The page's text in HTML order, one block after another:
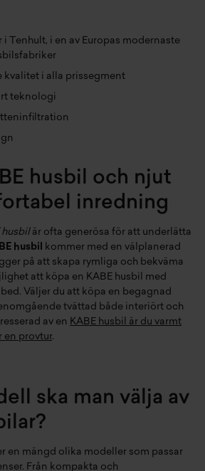
Tenhult, i en av Europas modernaste
kvalitet i alla prissegment⁠
teknologi⁠
husbil och njut
inredning
husbilär ofta generösa för att underlätta
husbil kommer med en välplanerad
på att skapa rymliga och bekväma
att köpa en KABE husbil med
. Väljer du att köpa en begagnad
tvättad både interiört och
av en KABE husbil är du varmt
en provtur.
ska man välja av
en mängd olika modeller som passar
Från kompakta och